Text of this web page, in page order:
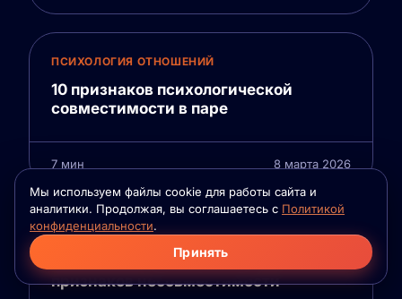
ПСИХОЛОГИЯ ОТНОШЕНИЙ
10 признаков психологической
совместимости в паре
7 мин 8 марта 2026
КРАСНЫЕ ФЛАГИ
Красные флаги в отношениях: 15
признаков несовместимости
Мы используем файлы cookie для работы сайта и
аналитики. Продолжая, вы соглашаетесь с Политикой
конфиденциальности.
Принять